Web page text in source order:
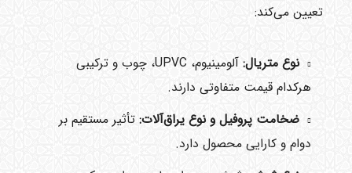
تعیین می‌کند:
نوع متریال:
آلومینیوم، UPVC، چوب و ترکیبی
هرکدام قیمت متفاوتی دارند.
ضخامت پروفیل و نوع یراق‌آلات:تأثیر مستقیم بر
دوام و کارایی محصول دارد.